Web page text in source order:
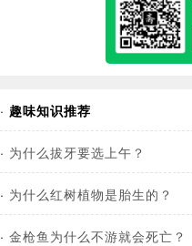
· 趣味知识推荐
· 为什么拔牙要选上午？
· 为什么红树植物是胎生的？
· 金枪鱼为什么不游就会死亡？